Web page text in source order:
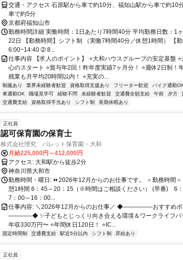
交通・アクセス 石原駅から車で約10分、福知山駅から車で約10
車で約5分
京都府福知山市
勤務時間詳細 実働時間：1日あたり7時間40分 平均勤務日数：1
22日 【勤務時間】シフト制 （実働7時間40分／休憩1時間） 【
6:00~14:40 ➁ 8...
仕事内容 【求人のポイント】 ⭐大和ハウスグループの安定基盤
心のスタート ⭐賞与年2回！昨年度実績7ヶ月分！ ⭐週休2日制！
残業も月平均20時間以内！ ⭐充実の...
制服あり 業界未経験者歓迎 資格取得支援あり フリーター歓迎 バイク通勤
車通勤OK
職場見学可 経験不問 未経験者歓迎 交通費全額支給 午前 夕方
交通費支給
資格取得手当あり シフト制 長期休暇あり
正社員
認可保育園の保育士
株式会社理究 パレット保育園・大和
月給225,000円～412,000円
アクセス: 大和駅から徒歩2分
神奈川県大和市
勤務時間・曜日: ⏩2026年12月からのお仕事です。 ＜勤務時間＞
憩1時間 6：45～20：15（※時間はご相談ください） (早番) 6
7：00～16：00...
仕事内容: ＼2026年12月からのお仕事／ ◆―――――おすすめポ
――――◆ ✨子どもとじっくり向き合える環境＆ワークライフバ
年収330万円〜 ⭐年間休日120日！ ⭐IC...
固定時間制 交通費支給 駅近5分以内 シフト制 昇給あり
正社員